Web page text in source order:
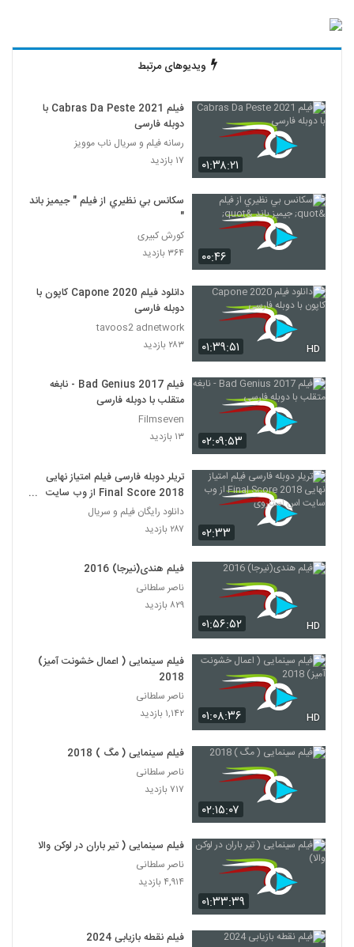
ویدیوهای مرتبط
۰۱:۳۸:۲۱
فیلم Cabras Da Peste 2021 با
دوبله فارسی
رسانه فیلم و سریال ناب موویز
۱۷ بازدید
۰۰:۴۶
سكانس بي نظيري از فيلم " جيميز باند
"
کورش کبیری
۳۶۴ بازدید
۰۱:۳۹:۵۱ HD
دانلود فیلم Capone 2020 کاپون با
دوبله فارسی
tavoos2 adnetwork
۲۸۳ بازدید
۰۲:۰۹:۵۳
فیلم Bad Genius 2017 - نابغه
متقلب با دوبله فارسی
Filmseven
۱۳ بازدید
۰۲:۳۳
تریلر دوبله فارسی فیلم امتیاز نهایی
Final Score 2018 از وب سایت
اس استاروی
دانلود رایگان فیلم و سریال
۲۸۷ بازدید
۰۱:۵۶:۵۲ HD
فیلم هندی(نیرجا) 2016
ناصر سلطانی
۸۲۹ بازدید
۰۱:۰۸:۳۶ HD
فیلم سینمایی ( اعمال خشونت آمیز)
2018
ناصر سلطانی
۱,۱۴۲ بازدید
۰۲:۱۵:۰۷
فیلم سینمایی ( مگ ) 2018
ناصر سلطانی
۷۱۷ بازدید
۰۱:۳۳:۳۹
فیلم سینمایی ( تیر باران در لوکن والا)
ناصر سلطانی
۴,۹۱۴ بازدید
فیلم نقطه بازیابی 2024